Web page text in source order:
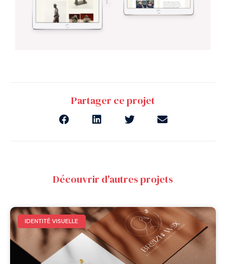
Partager ce projet
Découvrir d'autres projets
IDENTITÉ VISUELLE